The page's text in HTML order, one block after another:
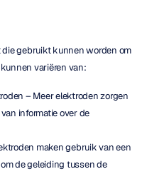
die gebruikt kunnen worden om
variëren van:
– Meer elektroden zorgen
informatie over de
maken gebruik van een
de geleiding tussen de